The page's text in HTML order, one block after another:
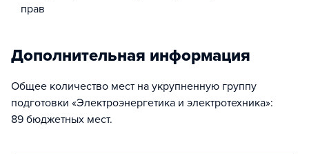
прав
Дополнительная информация
Общее количество мест на укрупненную группу
подготовки «Электроэнергетика и электротехника»:
89 бюджетных мест.